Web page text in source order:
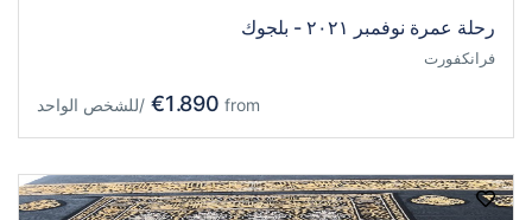
رحلة عمرة نوفمبر ٢٠٢١ - بلجوك
فرانكفورت
from
€1.890 /للشخص الواحد